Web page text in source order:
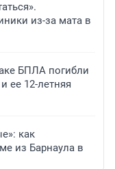
из-за мата в
БПЛА погибли
ее 12-летняя
как
из Барнаула в